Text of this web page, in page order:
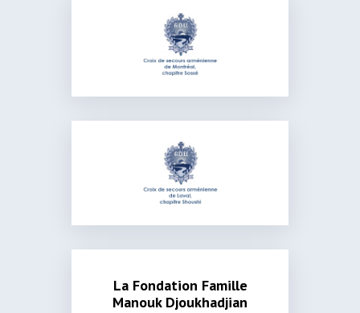
La Fondation Famille
Manouk Djoukhadjian